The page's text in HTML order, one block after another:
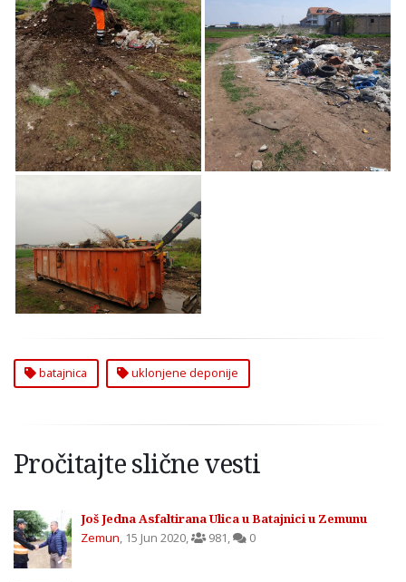
Uklonjene Deponije u
Batajnici
Uklonjene Deponije u
Batajnici
Uklonjene Deponije u
Batajnici
batajnica uklonjene deponije
Pročitajte slične vesti
Još Jedna Asfaltirana Ulica u Batajnici u Zemunu
Zemun, 15 Jun 2020, 981, 0